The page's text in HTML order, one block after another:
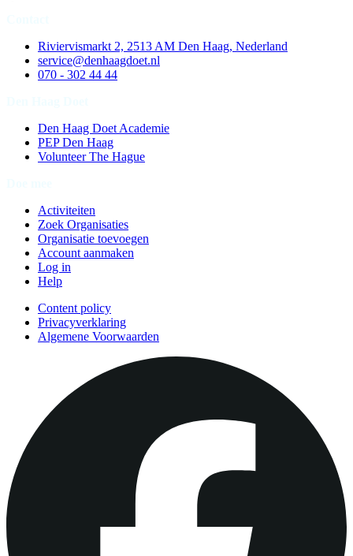
Riviervismarkt 2, 2513 AM Den Haag, Nederland
service@denhaagdoet.nl
070 - 302 44 44
Den Haag Doet Academie
PEP Den Haag
Volunteer The Hague
Activiteiten
Zoek Organisaties
Organisatie toevoegen
Account aanmaken
Log in
Help
Content policy
Privacyverklaring
Algemene Voorwaarden